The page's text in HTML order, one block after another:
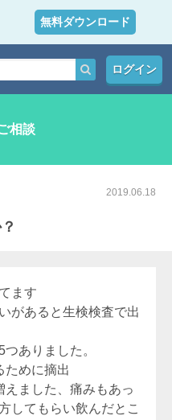
無料ダウンロード
ログイン
相談
2019.06.18
ます
があると生検検査で出
ありました。
ために摘出
ました、痛みもあっ
してもらい飲んだとこ